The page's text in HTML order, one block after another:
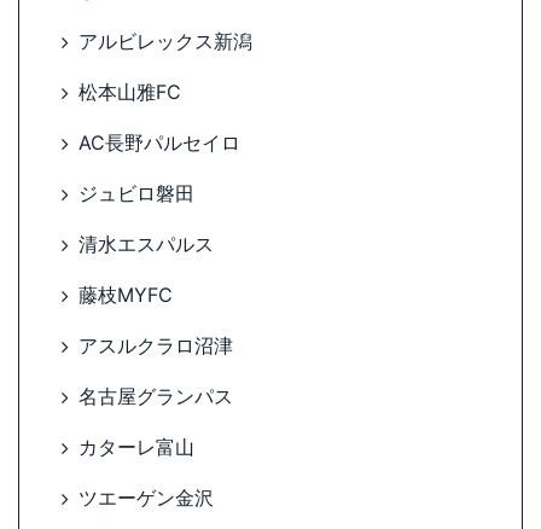
アルビレックス新潟
松本山雅FC
AC長野パルセイロ
ジュビロ磐田
清水エスパルス
藤枝MYFC
アスルクラロ沼津
名古屋グランパス
カターレ富山
ツエーゲン金沢